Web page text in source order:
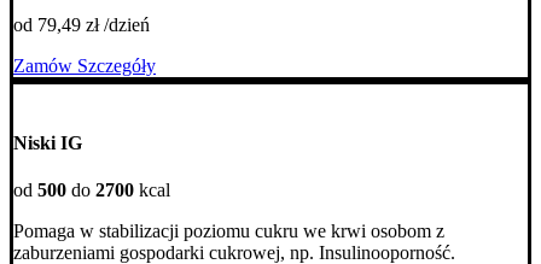
od 79,49 zł /dzień
Zamów Szczegóły
Niski IG
od 500 do 2700 kcal
Pomaga w stabilizacji poziomu cukru we krwi osobom z
zaburzeniami gospodarki cukrowej, np. Insulinooporność.